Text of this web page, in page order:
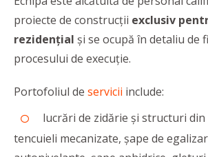
proiecte de construcţii exclusiv
rezidenţial și se ocupă în detaliu de
procesului de execuție.
Portofoliul de servicii include:
lucrări de zidărie și structuri
tencuieli mecanizate, șape de